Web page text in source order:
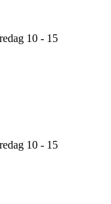
10 - 15
10 - 15